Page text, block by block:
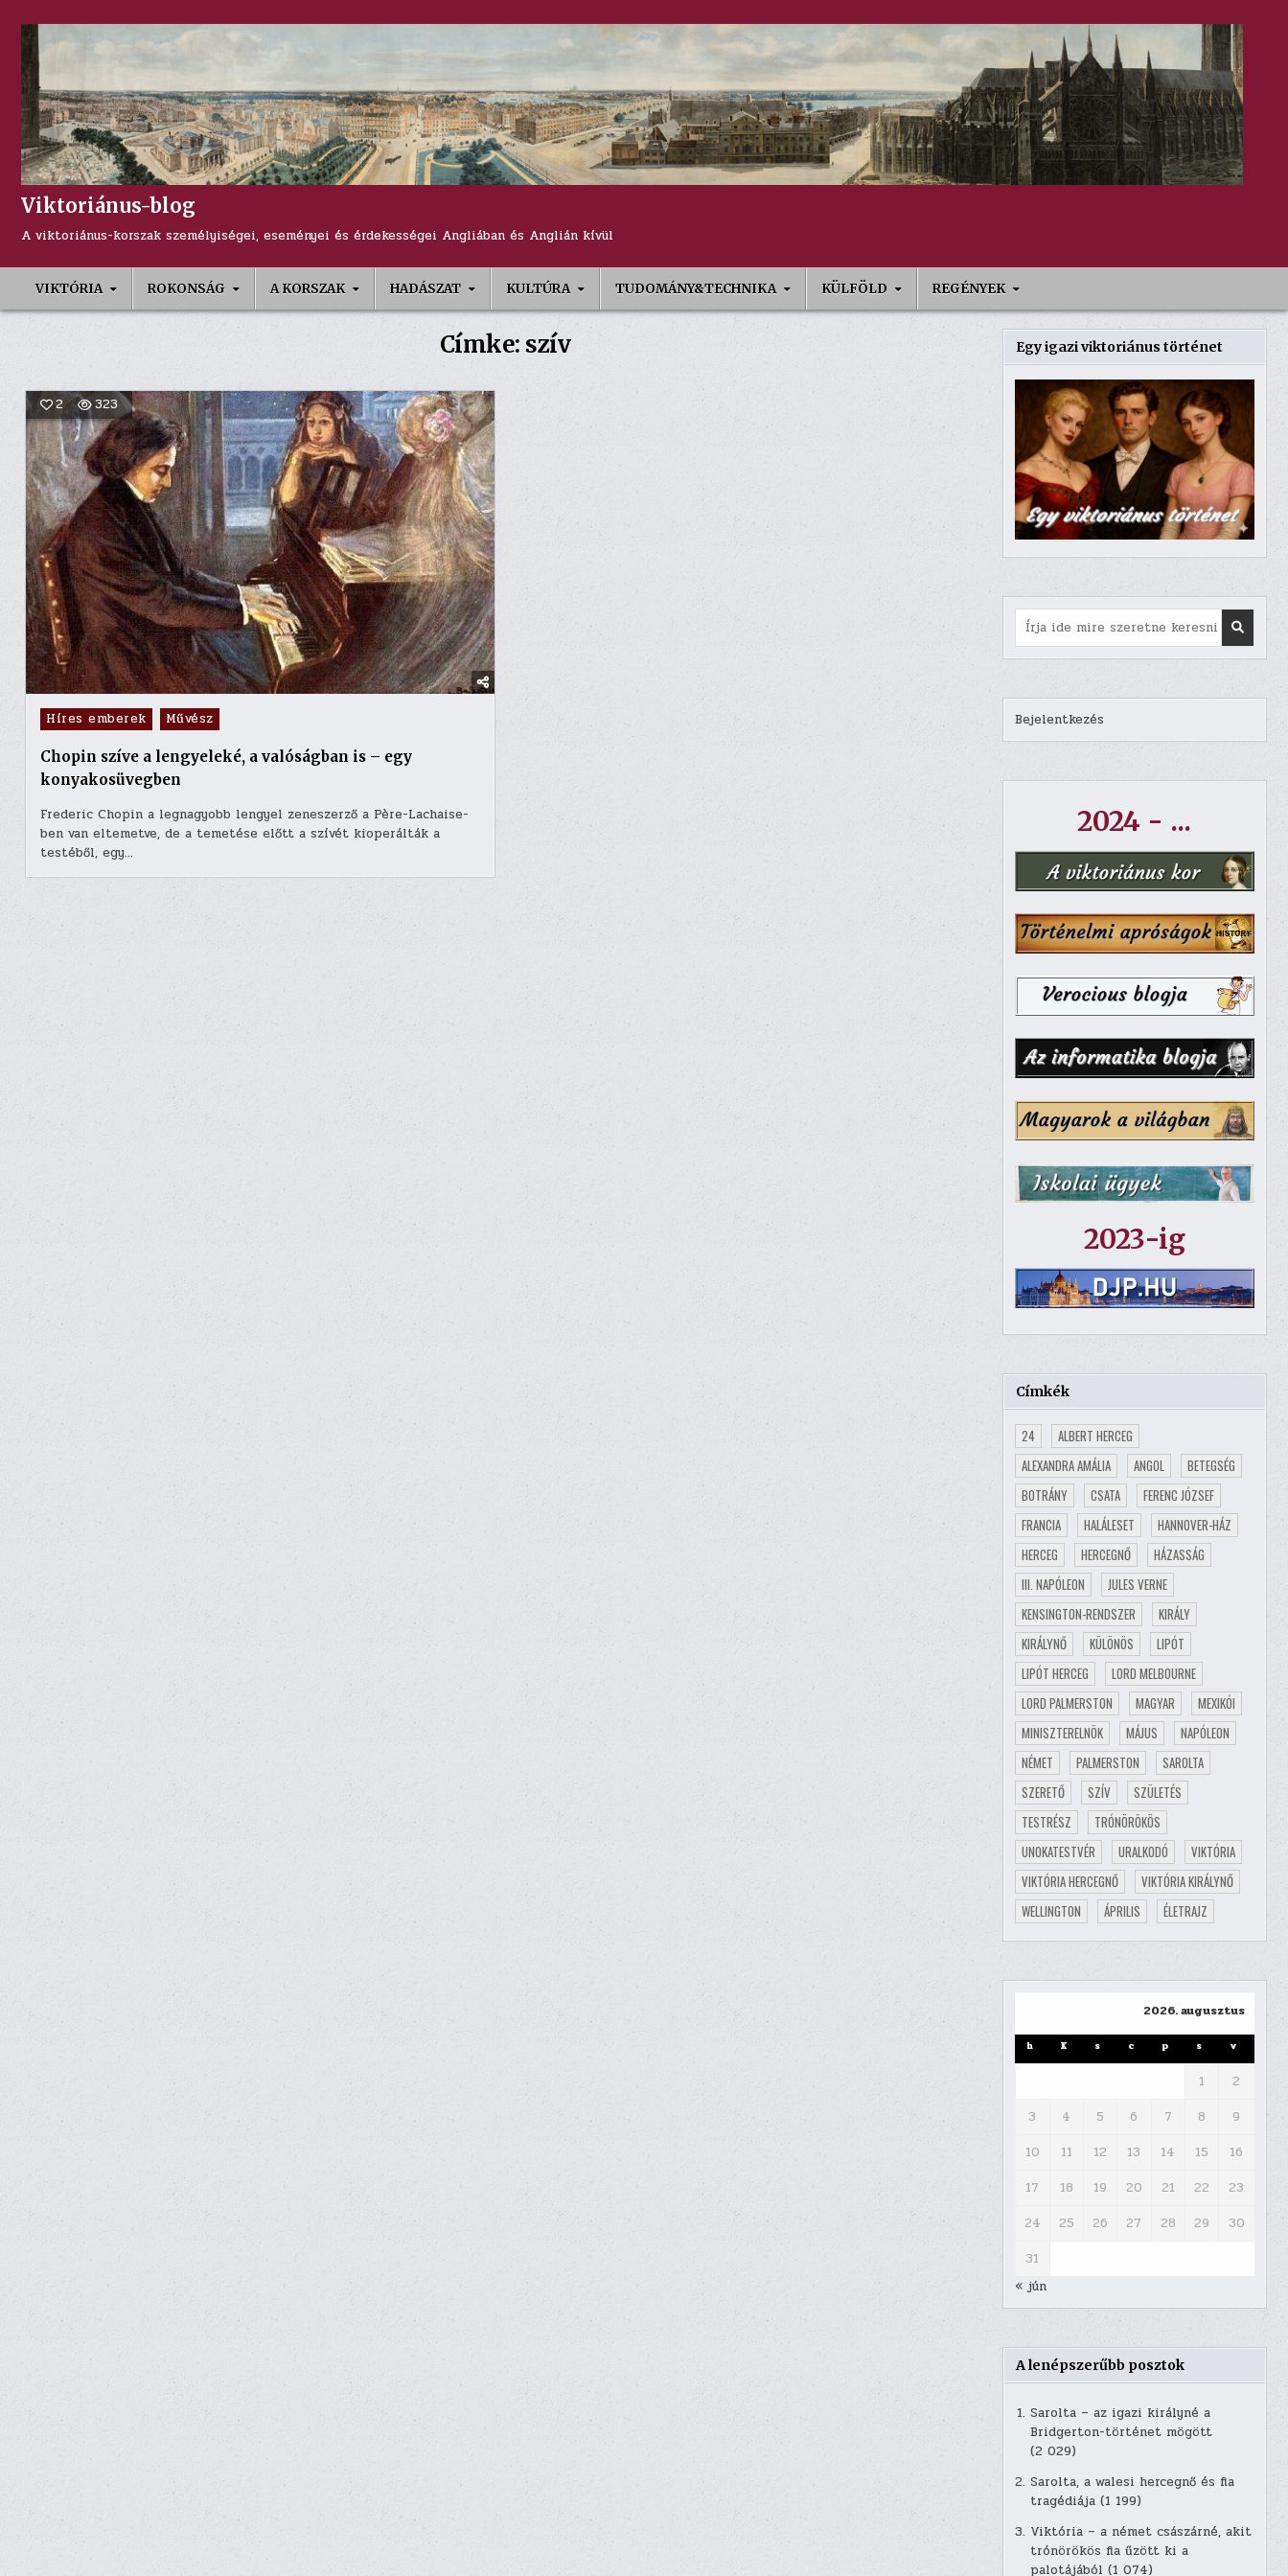
content
Viktoriánus-blog
A viktoriánus-korszak személyiségei, eseményei és érdekességei Angliában és Anglián kívül
VIKTÓRIA ROKONSÁG A KORSZAK HADÁSZAT KULTÚRA TUDOMÁNY&TECHNIKA KÜLFÖLD REGÉNYEK
Címke: szív
2 323
Posted
in
Híres emberek Művész
Chopin szíve a lengyeleké, a valóságban is – egy
konyakosüvegben
Frederic Chopin a legnagyobb lengyel zeneszerző a Père-Lachaise-
ben van eltemetve, de a temetése előtt a szívét kioperálták a
testéből, egy…
Egy igazi viktoriánus történet
Search
for:
Bejelentkezés
2024 - ...
2023-ig
Címkék
24
ALBERT HERCEG
ALEXANDRA AMÁLIA
ANGOL
BETEGSÉG
BOTRÁNY
CSATA
FERENC JÓZSEF
FRANCIA
HALÁLESET
HANNOVER-HÁZ
HERCEG
HERCEGNŐ
HÁZASSÁG
III. NAPÓLEON
JULES VERNE
KENSINGTON-RENDSZER
KIRÁLY
KIRÁLYNŐ
KÜLÖNÖS
LIPÓT
LIPÓT HERCEG
LORD MELBOURNE
LORD PALMERSTON
MAGYAR
MEXIKÓI
MINISZTERELNÖK
MÁJUS
NAPÓLEON
NÉMET
PALMERSTON
SAROLTA
SZERETŐ
SZÍV
SZÜLETÉS
TESTRÉSZ
TRÓNÖRÖKÖS
UNOKATESTVÉR
URALKODÓ
VIKTÓRIA
VIKTÓRIA HERCEGNŐ
VIKTÓRIA KIRÁLYNŐ
WELLINGTON
ÁPRILIS ÉLETRAJZ
2026. augusztus
h K s c p s v
1
2
3
4 5 6 7 8
9
10
11 12 13 14 15
16
17
18 19 20 21 22
23
24
25 26 27 28 29
30
31
« jún
A lenépszerűbb posztok
Sarolta – az igazi királyné a
Bridgerton-történet mögött
(2 029)
Sarolta, a walesi hercegnő és fia
tragédiája (1 199)
Viktória – a német császárné, akit
trónörökös fia űzött ki a
palotájából (1 074)